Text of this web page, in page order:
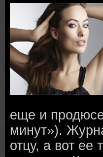
еще и
минут»).
отцу, а вот ее